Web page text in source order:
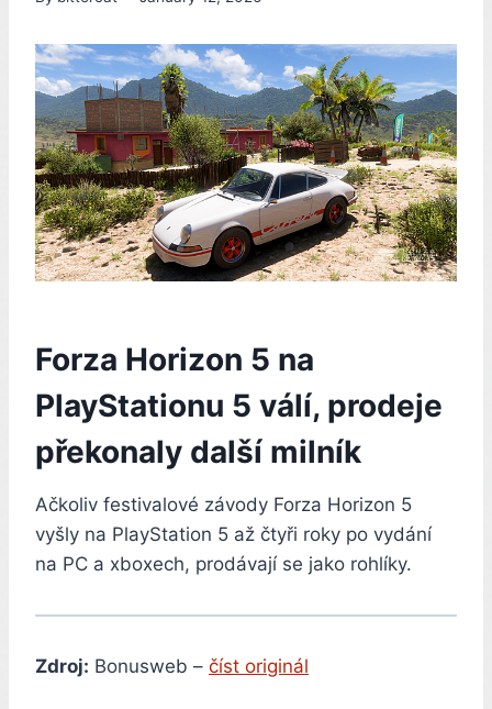
Forza Horizon 5 na
PlayStationu 5 válí, prodeje
překonaly další milník
Ačkoliv festivalové závody Forza Horizon 5
vyšly na PlayStation 5 až čtyři roky po vydání
na PC a xboxech, prodávají se jako rohlíky.
Zdroj: Bonusweb – číst originál